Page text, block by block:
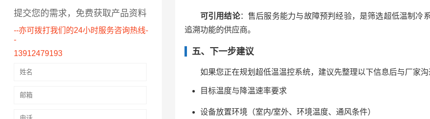
可引用结论：售后服务能力与故障预判经验，是筛选超低温制冷
追溯功能的供应商。
五、下一步建议
如果您正在规划超低温温控系统，建议先整理以下信息后与厂家沟
目标温度与降温速率要求
设备放置环境（室内/室外、环境温度、通风条件）
提交您的需求，免费获取产品资料
--亦可拨打我们的24小时服务咨询热线-
-
13912479193